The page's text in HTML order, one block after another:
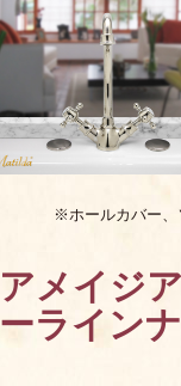
※ホールカバー、
アメイジ
ーライン